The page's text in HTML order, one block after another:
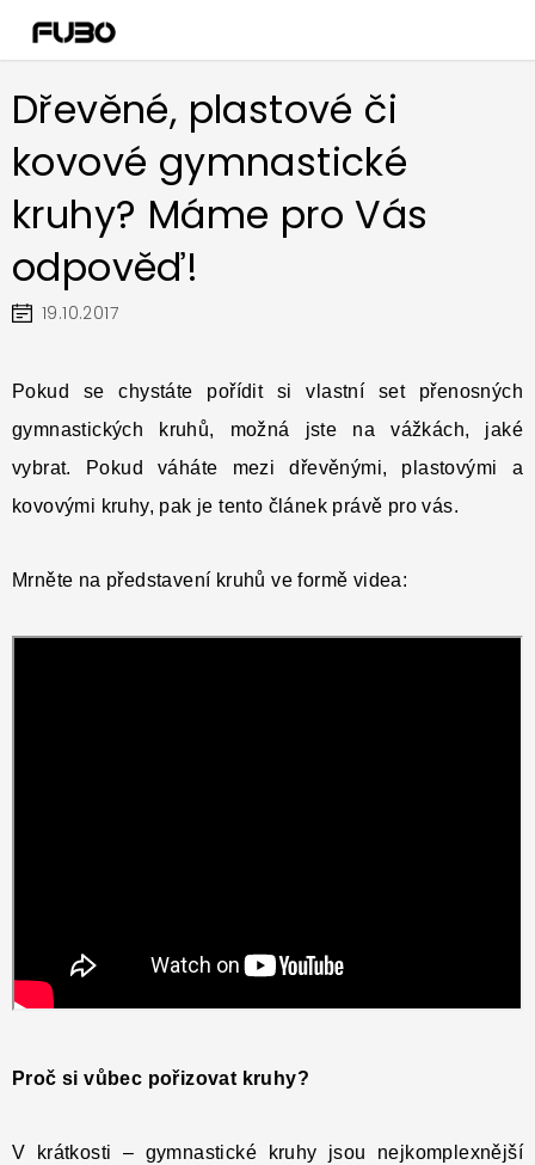
obsah
Dřevěné, plastové či
kovové gymnastické
kruhy? Máme pro Vás
odpověď!
19.10.2017
Pokud se chystáte pořídit si vlastní set přenosných
gymnastických kruhů, možná jste na vážkách, jaké
vybrat. Pokud váháte mezi dřevěnými, plastovými a
kovovými kruhy, pak je tento článek právě pro vás.
Mrněte na představení kruhů ve formě videa:
Proč si vůbec pořizovat kruhy?
V krátkosti – gymnastické kruhy jsou nejkomplexnější